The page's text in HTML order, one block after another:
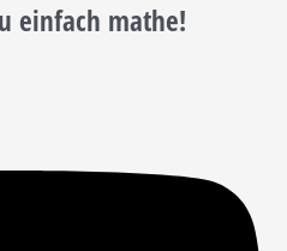
einfach mathe!